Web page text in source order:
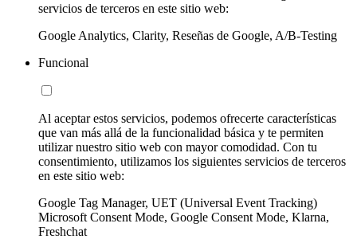
servicios de terceros en este sitio web:
Google Analytics, Clarity, Reseñas de Google, A/B-Testing
Funcional
Al aceptar estos servicios, podemos ofrecerte características
que van más allá de la funcionalidad básica y te permiten
utilizar nuestro sitio web con mayor comodidad. Con tu
consentimiento, utilizamos los siguientes servicios de terceros
en este sitio web:
Google Tag Manager, UET (Universal Event Tracking)
Microsoft Consent Mode, Google Consent Mode, Klarna,
Freshchat